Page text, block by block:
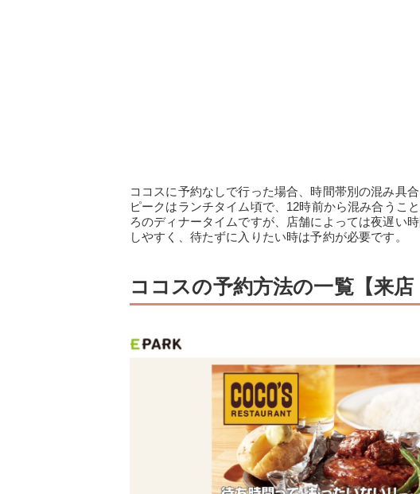
ココスに予約なしで行った場合、時間帯別の混み具
ピークはランチタイム頃で、12時前から混み合うこ
ろのディナータイムですが、店舗によっては夜遅い
しやすく、待たずに入りたい時は予約が必要です。
ココスの予約方法の一覧【来店